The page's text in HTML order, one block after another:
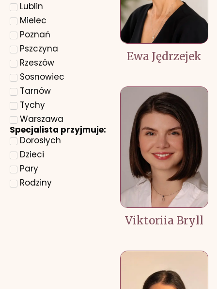
Lublin
Mielec
Poznań
Pszczyna
Rzeszów
Sosnowiec
Tarnów
Tychy
Warszawa
Specjalista przyjmuje:
Dorosłych
Dzieci
Pary
Rodziny
Ewa Jędrzejek
Viktoriia Bryll